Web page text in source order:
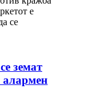
е
се
земат
алармен